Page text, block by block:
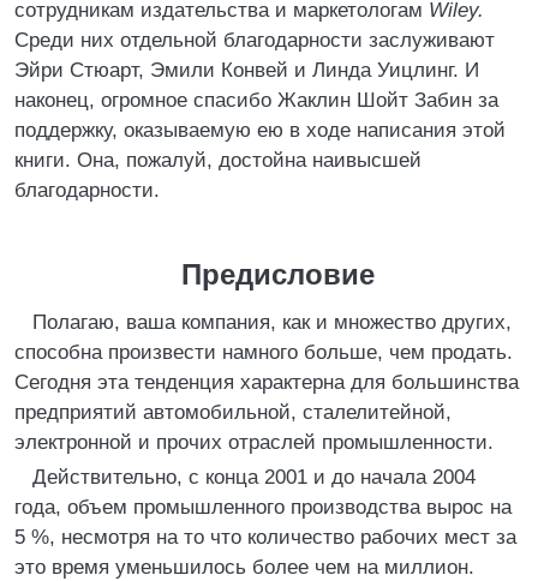
сотрудникам издательства и маркетологам Wiley.
Среди них отдельной благодарности заслуживают
Эйри Стюарт, Эмили Конвей и Линда Уицлинг. И
наконец, огромное спасибо Жаклин Шойт Забин за
поддержку, оказываемую ею в ходе написания этой
книги. Она, пожалуй, достойна наивысшей
благодарности.
Предисловие
Полагаю, ваша компания, как и множество других,
способна произвести намного больше, чем продать.
Сегодня эта тенденция характерна для большинства
предприятий автомобильной, сталелитейной,
электронной и прочих отраслей промышленности.
Действительно, с конца 2001 и до начала 2004
года, объем промышленного производства вырос на
5 %, несмотря на то что количество рабочих мест за
это время уменьшилось более чем на миллион.